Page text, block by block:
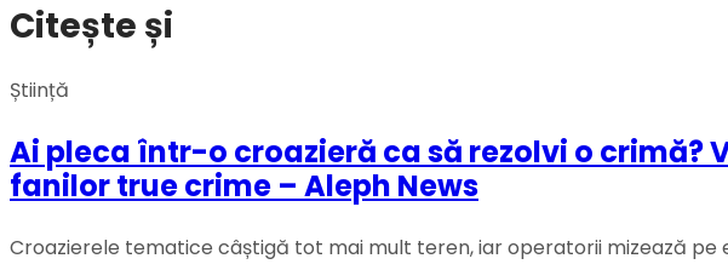
Citește și
Știință
Ai pleca într-o croazieră ca să rezolvi o crimă?
fanilor true crime – Aleph News
Croazierele tematice câștigă tot mai mult teren, iar operatorii mizează pe